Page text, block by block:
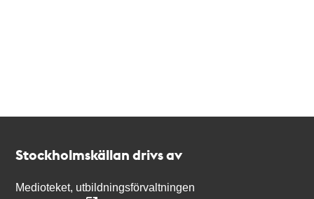
Stockholmskällan drivs av
Medioteket, utbildningsförvaltningen